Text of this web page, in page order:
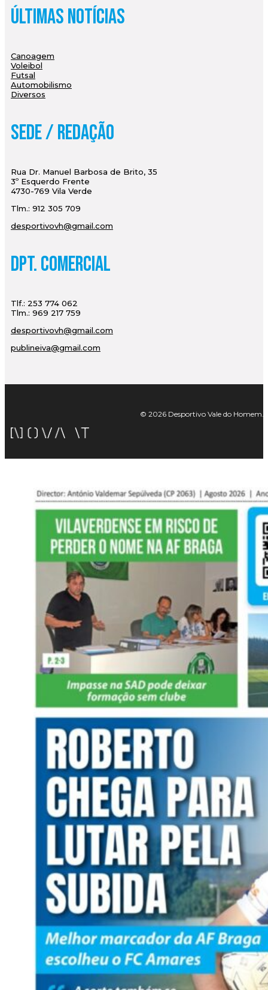
Últimas Notícias
Canoagem
Voleibol
Futsal
Automobilismo
Diversos
Sede / Redação
Rua Dr. Manuel Barbosa de Brito, 35
3º Esquerdo Frente
4730-769 Vila Verde
Tlm.: 912 305 709
desportivovh@gmail.com
Dpt. Comercial
Tlf.: 253 774 062
Tlm.: 969 217 759
desportivovh@gmail.com
publineiva@gmail.com
© 2026 Desportivo Vale do Homem.